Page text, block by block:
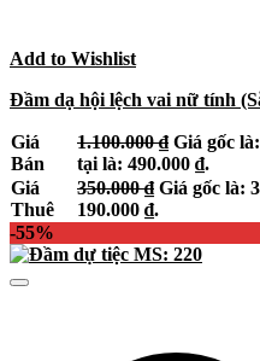
Add to Wishlist
Đầm dạ hội lệch vai nữ tính
Giá
Bán
1.100.000₫ Giá gốc
tại là: 490.000 ₫.
Giá
Thuê
350.000₫ Giá gốc là:
190.000 ₫.
-55%